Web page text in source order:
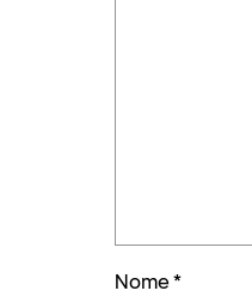
Nome*